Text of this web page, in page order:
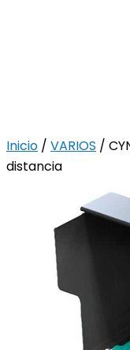
Inicio / VARIOS /
distancia